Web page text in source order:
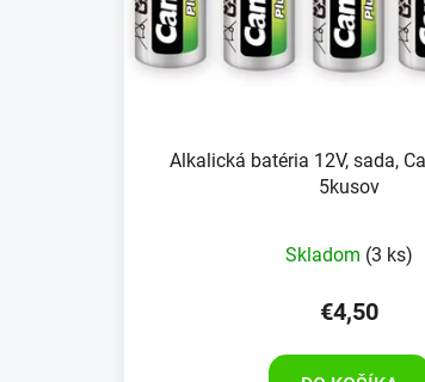
Alkalická batéria 12V, sada,
5kusov
Skladom (3 ks)
€4,50